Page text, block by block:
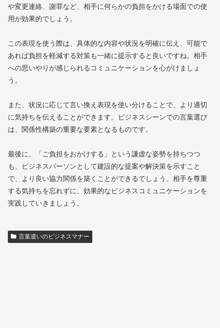
や変更連絡、謝罪など、相手に何らかの負担をかける場面での使
用が効果的でしょう。
この表現を使う際は、具体的な内容や状況を明確に伝え、可能で
あれば負担を軽減する対策も一緒に提示すると良いですね。相手
への思いやりが感じられるコミュニケーションを心がけましょ
う。
また、状況に応じて言い換え表現を使い分けることで、より適切
に気持ちを伝えることができます。ビジネスシーンでの言葉選び
は、関係性構築の重要な要素となるものです。
最後に、「ご負担をおかけする」という謙虚な姿勢を持ちつつ
も、ビジネスパーソンとして建設的な提案や解決策を示すこと
で、より良い協力関係を築くことができるでしょう。相手を尊重
する気持ちを忘れずに、効果的なビジネスコミュニケーションを
実践していきましょう。
言葉遣いのビジネスマナー